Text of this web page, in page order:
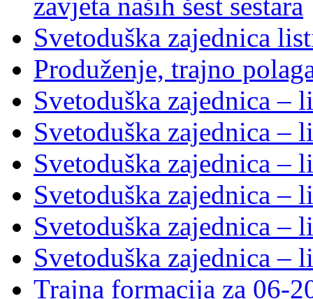
zavjeta naših šest sestara
Svetoduška zajednica
Produženje, trajno
Svetoduška zajednica –
Svetoduška zajednica –
Svetoduška zajednica –
Svetoduška zajednica –
Svetoduška zajednica –
Svetoduška zajednica –
Trajna formacija za 06-